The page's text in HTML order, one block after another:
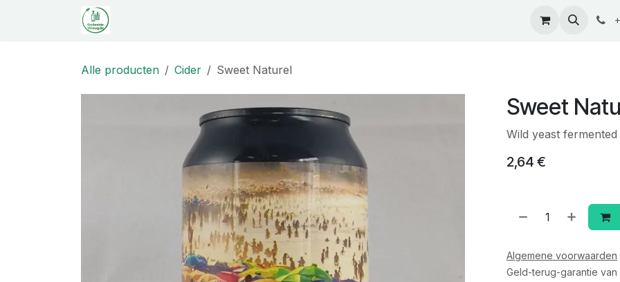
Overslaan naar inhoud
Alle producten Cider Sweet Naturel
Sweet
Wild yeast
2,64 €
Algemene voorwaarden
Geld-terug-garantie